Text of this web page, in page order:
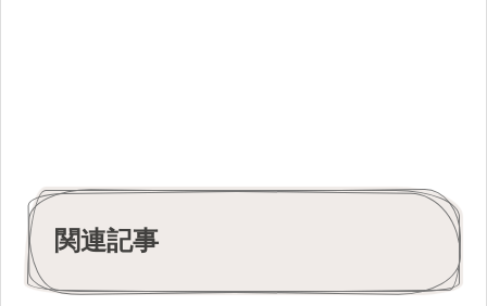
関連記事